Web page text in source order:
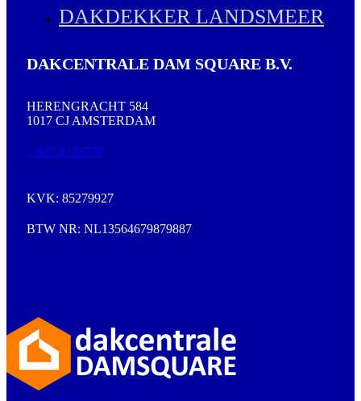
DAKDEKKER LANDSMEER
DAKCENTRALE DAM SQUARE B.V.
HERENGRACHT 584
1017 CJ AMSTERDAM
020 2136776
KVK: 85279927
BTW NR: NL13564679879887